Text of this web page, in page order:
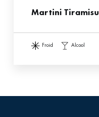
Martini Tiramisu
froid alcool